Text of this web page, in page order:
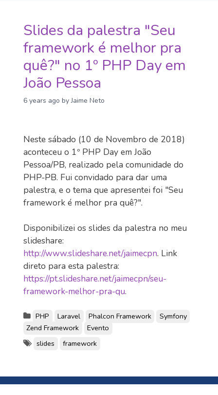
Slides da palestra "Seu
framework é melhor pra
quê?" no 1º PHP Day em
João Pessoa
6 years ago by Jaime Neto
Neste sábado (10 de Novembro de 2018)
aconteceu o 1º PHP Day em João
Pessoa/PB, realizado pela comunidade do
PHP-PB. Fui convidado para dar uma
palestra, e o tema que apresentei foi "Seu
framework é melhor pra quê?".
Disponibilizei os slides da palestra no meu
slideshare:
http://www.slideshare.net/jaimecpn. Link
direto para esta palestra:
https://pt.slideshare.net/jaimecpn/seu-
framework-melhor-pra-qu.
PHP Laravel Phalcon Framework
Symfony
Zend Framework
Evento
slides
framework